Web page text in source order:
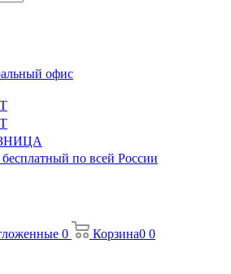
офис
по всей России
0 Корзина0 0